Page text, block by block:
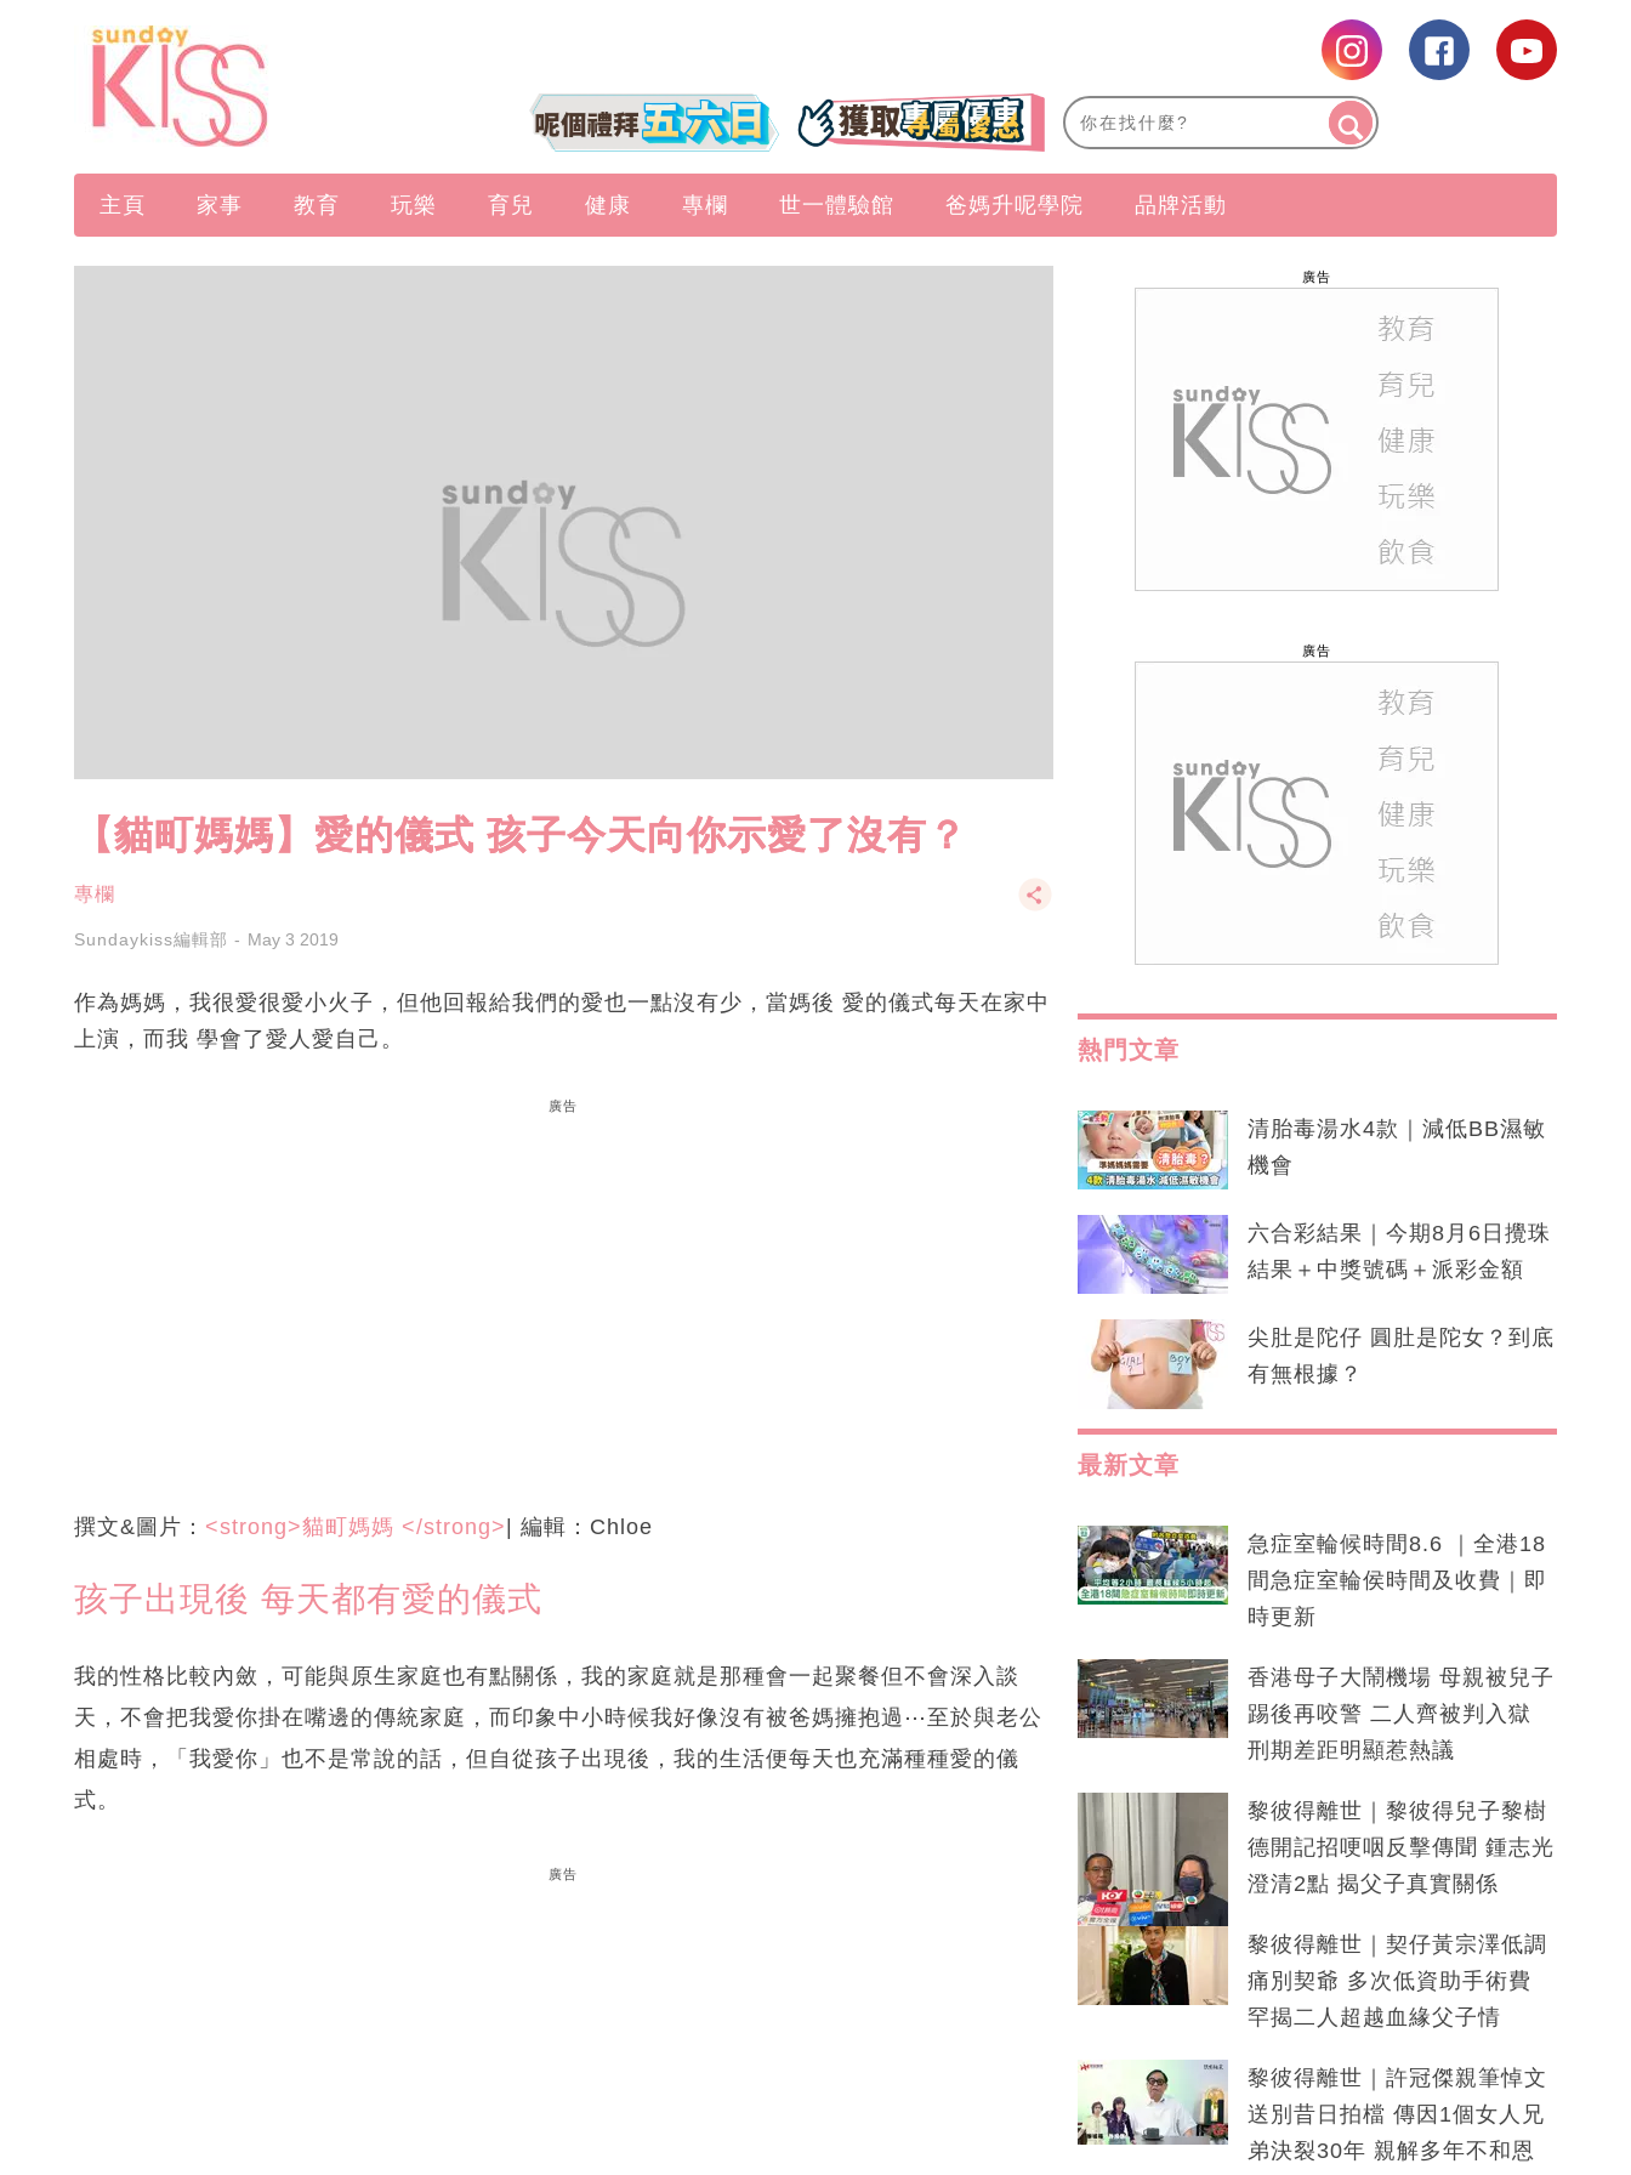
主頁 家事 教育 玩樂 育兒 健康 專欄 世一體驗館 爸媽升呢學院 品牌活動
【貓町媽媽】愛的儀式 孩子今天向你示愛了沒有？
專欄
Sundaykiss編輯部 May 3 2019
作為媽媽，我很愛很愛小火子，但他回報給我們的愛也一點沒有少，當媽後 愛的儀式每天在家中
上演，而我 學會了愛人愛自己。
廣告
撰文&圖片： <strong>貓町媽媽 </strong>| 編輯：Chloe
孩子出現後 每天都有愛的儀式
我的性格比較內斂，可能與原生家庭也有點關係，我的家庭就是那種會一起聚餐但不會深入談
天，不會把我愛你掛在嘴邊的傳統家庭，而印象中小時候我好像沒有被爸媽擁抱過⋯至於與老公
相處時，「我愛你」也不是常說的話，但自從孩子出現後，我的生活便每天也充滿種種愛的儀
式。
廣告
廣告
廣告
熱門文章
清胎毒湯水4款｜減低BB濕敏
機會
六合彩結果｜今期8月6日攪珠
結果＋中獎號碼＋派彩金額
尖肚是陀仔 圓肚是陀女？到底
有無根據？
最新文章
急症室輪候時間8.6 ｜全港18
間急症室輪侯時間及收費｜即
時更新
香港母子大鬧機場 母親被兒子
踢後再咬警 二人齊被判入獄
刑期差距明顯惹熱議
黎彼得離世｜黎彼得兒子黎樹
德開記招哽咽反擊傳聞 鍾志光
澄清2點 揭父子真實關係
黎彼得離世｜契仔黃宗澤低調
痛別契爺 多次低資助手術費
罕揭二人超越血緣父子情
黎彼得離世｜許冠傑親筆悼文
送別昔日拍檔 傳因1個女人兄
弟決裂30年 親解多年不和恩